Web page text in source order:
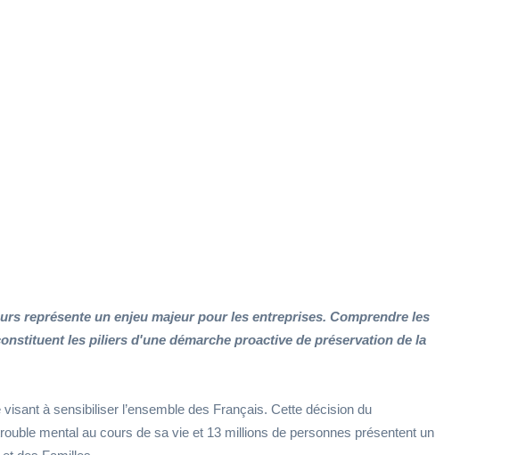
représente un enjeu majeur pour les entreprises. Comprendre les
les piliers d'une démarche proactive de préservation de la
à sensibiliser l’ensemble des Français. Cette décision du
mental au cours de sa vie et 13 millions de personnes présentent un